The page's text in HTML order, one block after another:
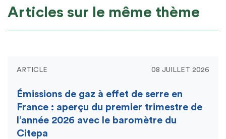
Articles sur le même thème
ARTICLE 08 JUILLET 2026
Émissions de gaz à effet de serre en
France : aperçu du premier trimestre de
l’année 2026 avec le baromètre du
Citepa